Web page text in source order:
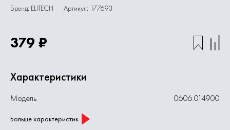
Бренд: ELITECH Артикул: 177693
379 ₽
Характеристики
Модель 0606.014900
Больше характеристик